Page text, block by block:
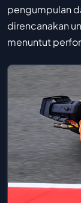
pengumpulan
direncanakan
menuntut